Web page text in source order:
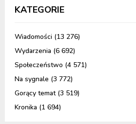
KATEGORIE
Wiadomości (13 276)
Wydarzenia (6 692)
Społeczeństwo (4 571)
Na sygnale (3 772)
Gorący temat(3 519)
Kronika (1 694)